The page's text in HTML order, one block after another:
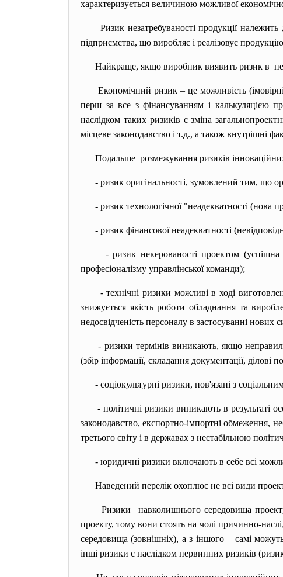
характеризується величиною можливої
Ризик незатребуваності продукції
підприємства, що виробляє і реалізовує
Найкраще, якщо виробник виявить ризик в
Економічний ризик – це можливість
перш за все з фінансуванням і калькуляцією
наслідком таких ризиків є зміна
місцеве законодавство і т.д., а також внутрішні
Подальше розмежування ризиків
- ризик оригінальності, зумовлений тим, що
- ризик технологічної "неадекватності (нова
- ризик фінансової неадекватності
- ризик некерованості проектом (успішна
професіоналізму управлінської команди);
- технічні ризики можливі в ході
знижується якість роботи обладнання та
недосвідченість персоналу в застосуванні нових
- ризики термінів виникають, якщо
(збір інформації, складання документації, ділові
- соціокультурні ризики, пов'язані з
- політичні ризики виникають в результаті
законодавство, експортно-імпортні обмеження,
третього світу і в державах з нестабільною
- юридичні ризики включають в себе всі
Наведений перелік охоплює не всі види
Ризики навколишнього середовища
проекту, тому вони стоять на чолі причинно-
середовища (зовнішніх), а з іншого – самі
інші ризики є наслідком первинних ризиків